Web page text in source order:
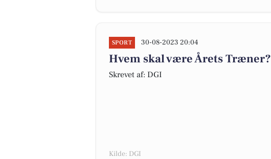
SPORT 30-08-2023 20:04
Hvem skal være Årets Træner?
Skrevet af: DGI
Kilde: DGI